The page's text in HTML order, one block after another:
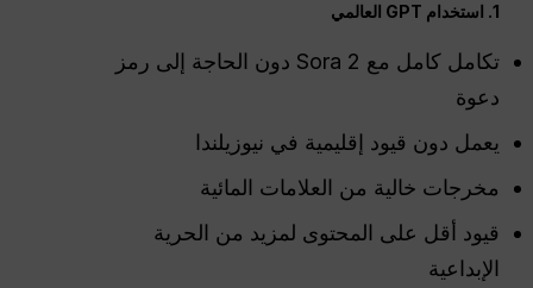
1. استخدام GPT العالمي
تكامل كامل مع Sora 2 دون الحاجة إلى رمز
دعوة
يعمل دون قيود إقليمية في نيوزيلندا
مخرجات خالية من العلامات المائية
قيود أقل على المحتوى لمزيد من الحرية
الإبداعية